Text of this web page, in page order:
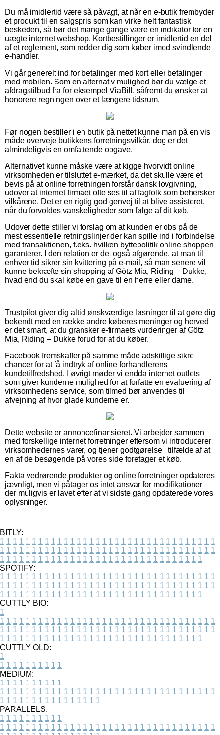
Du må imidlertid være så påvagt, at når en e-butik frembyder
et produkt til en salgspris som kan virke helt fantastisk
beskeden, så bør det mange gange være en indikator for en
uægte internet webshop. Kortbestillinger er imidlertid en del
af et reglement, som redder dig som køber imod svindlende
e-handler.
Vi går generelt ind for betalinger med kort eller betalinger
med mobilen. Som en alternativ mulighed bør du vælge et
afdragstilbud fra for eksempel ViaBill, såfremt du ønsker at
honorere regningen over et længere tidsrum.
Før nogen bestiller i en butik på nettet kunne man på en vis
måde overveje butikkens forretningsvilkår, dog er det
almindeligvis en omfattende opgave.
Alternativet kunne måske være at kigge hvorvidt online
virksomheden er tilsluttet e-mærket, da det skulle være et
bevis på at online forretningen forstår dansk lovgivning,
udover at internet firmaet ofte ses til af fagfolk som behersker
vilkårene. Det er en rigtig god genvej til at blive assisteret,
når du forvoldes vanskeligheder som følge af dit køb.
Udover dette stiller vi forslag om at kunden er obs på de
mest essentielle retningslinjer der kan spille ind i forbindelse
med transaktionen, f.eks. hvilken byttepolitik online shoppen
garanterer. I den relation er det også afgørende, at man til
enhver tid sikrer sin kvittering på e-mail, så man senere vil
kunne bekræfte sin shopping af Götz Mia, Riding – Dukke,
hvad end du skal købe en gave til en herre eller dame.
Trustpilot giver dig altid ønskværdige løsninger til at gøre dig
bekendt med en række andre køberes meninger og herved
er det smart, at du gransker e-firmaets vurderinger af Götz
Mia, Riding – Dukke forud for at du køber.
Facebook fremskaffer på samme måde adskillige sikre
chancer for at få indtryk af online forhandlerens
kundetilfredshed. I øvrigt møder vi endda internet outlets
som giver kunderne mulighed for at forfatte en evaluering af
virksomhedens service, som tilmed bør anvendes til
afvejning af hvor glade kunderne er.
Dette website er annoncefinansieret. Vi arbejder sammen
med forskellige internet forretninger eftersom vi introducerer
virksomhedernes varer, og tjener godtgørelse i tilfælde af at
en af de besøgende på vores side foretager et køb.
Fakta vedrørende produkter og online forretninger opdateres
jævnligt, men vi påtager os intet ansvar for modifikationer
der muligvis er lavet efter at vi sidste gang opdaterede vores
oplysninger.
BITLY:
1 1 1 1 1 1 1 1 1 1 1 1 1 1 1 1 1 1 1 1 1 1 1 1 1 1 1 1 1 1 1 1 1 1
1 1 1 1 1 1 1 1 1 1 1 1 1 1 1 1 1 1 1 1 1 1 1 1 1 1 1 1 1 1 1 1 1 1
1 1 1 1 1 1 1 1 1 1 1 1 1 1 1 1 1 1 1 1 1 1 1 1 1 1 1 1 1 1 1 1
SPOTIFY:
1 1 1 1 1 1 1 1 1 1 1 1 1 1 1 1 1 1 1 1 1 1 1 1 1 1 1 1 1 1 1 1 1 1
1 1 1 1 1 1 1 1 1 1 1 1 1 1 1 1 1 1 1 1 1 1 1 1 1 1 1 1 1 1 1 1 1 1
1 1 1 1 1 1 1 1 1 1 1 1 1 1 1 1 1 1 1 1 1 1 1 1 1 1 1 1 1 1 1 1
CUTTLY BIO:
1
1 1 1 1 1 1 1 1 1 1 1 1 1 1 1 1 1 1 1 1 1 1 1 1 1 1 1 1 1 1 1 1 1 1
1 1 1 1 1 1 1 1 1 1 1 1 1 1 1 1 1 1 1 1 1 1 1 1 1 1 1 1 1 1 1 1 1 1
1 1 1 1 1 1 1 1 1 1 1 1 1 1 1 1 1 1 1 1 1 1 1 1 1 1 1 1 1 1 1 1
CUTTLY OLD:
1
1 1 1 1 1 1 1 1 1 1
MEDIUM:
1 1 1 1 1 1 1 1 1 1
1 1 1 1 1 1 1 1 1 1 1 1 1 1 1 1 1 1 1 1 1 1 1 1 1 1 1 1 1 1 1 1 1 1
1 1 1 1 1 1 1 1 1 1 1 1 1 1 1 1
PARALLELS:
1 1 1 1 1 1 1 1 1 1
1 1 1 1 1 1 1 1 1 1 1 1 1 1 1 1 1 1 1 1 1 1 1 1 1 1 1 1 1 1 1 1 1 1